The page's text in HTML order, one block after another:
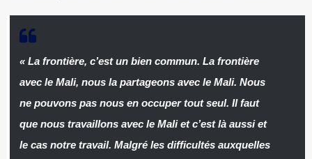
« La frontière, c’est un bien commun. La frontière
avec le Mali, nous la partageons avec le Mali. Nous
ne pouvons pas nous en occuper tout seul. Il faut
que nous travaillons avec le Mali et c’est là aussi et
le cas notre travail. Malgré les difficultés auxquelles